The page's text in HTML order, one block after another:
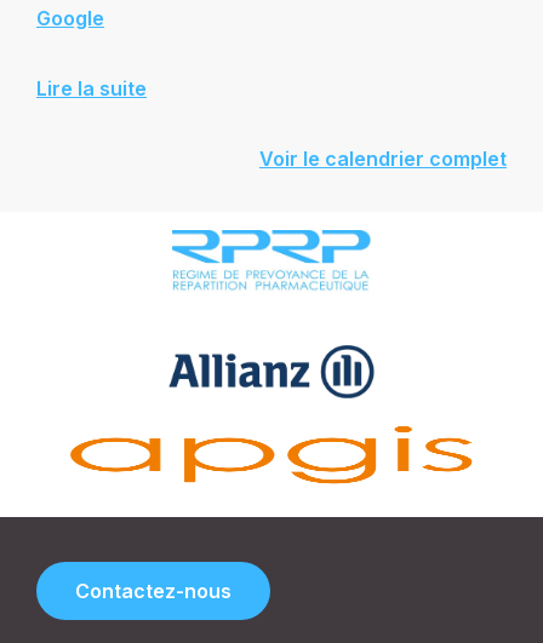
Google
Lire la suite
Voir le calendrier complet
Contactez-nous